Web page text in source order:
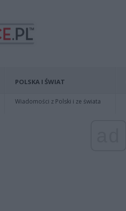
POLSKA I ŚWIAT
Wiadomości z Polski i ze świata